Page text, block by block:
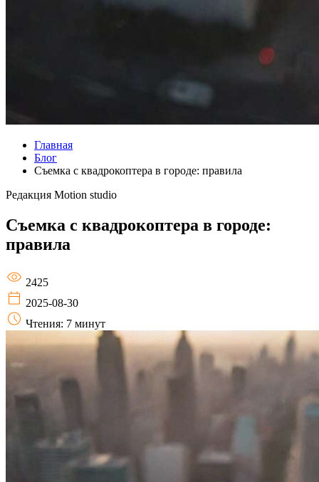
Главная
Блог
Съемка с квадрокоптера в городе: правила
Редакция Motion studio
Съемка с квадрокоптера в городе:
правила
2425
2025-08-30
Чтения: 7 минут